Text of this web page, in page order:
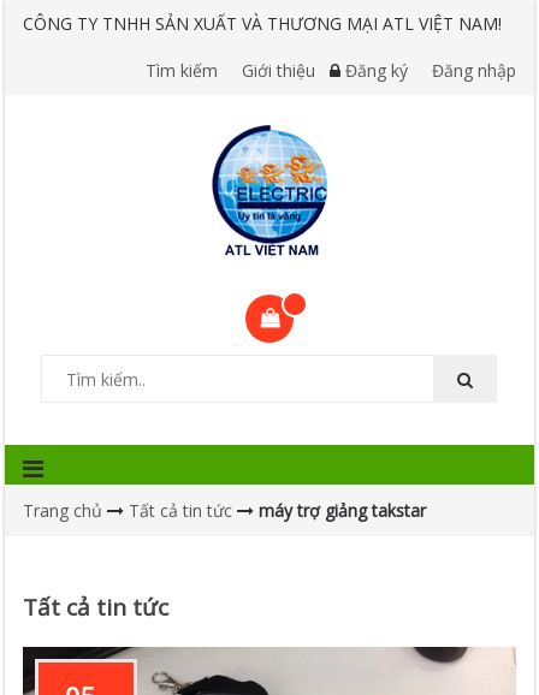
CÔNG TY TNHH SẢN XUẤT VÀ THƯƠNG MẠI ATL VIỆT NAM!
Tìm kiếm Giới thiệu Đăng ký Đăng nhập
Trang chủ Tất cả tin tức máy trợ giảng takstar
Tất cả tin tức